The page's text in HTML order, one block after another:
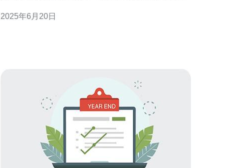
对于一个国家的航空产业发展至关重要。通过自制飞
2025年6月20日